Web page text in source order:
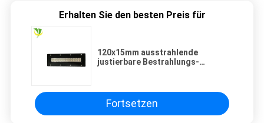
Erhalten Sie den besten Preis für
120x15mm ausstrahlende
justierbare Bestrahlungs-
Fortsetzen